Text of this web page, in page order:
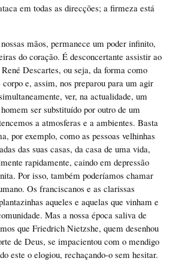
em todas as direcções; a firmeza está
mãos, permanece um poder infinito,
do coração. É desconcertante assistir ao
Descartes, ou seja, da forma como
e, assim, nos preparou para um agir
ver, na actualidade, um
ser substituído por outro de um
a atmosferas e a ambientes. Basta
por exemplo, como as pessoas velhinhas
das suas casas, da casa de uma vida,
rapidamente, caindo em depressão
Por isso, também poderíamos chamar
Os franciscanos e as clarissas
aqueles e aquelas que vinham e
Mas a nossa época saliva de
que Friedrich Nietzshe, quem desenhou
de Deus, se impacientou com o mendigo
este o elogiou, rechaçando-o sem hesitar.